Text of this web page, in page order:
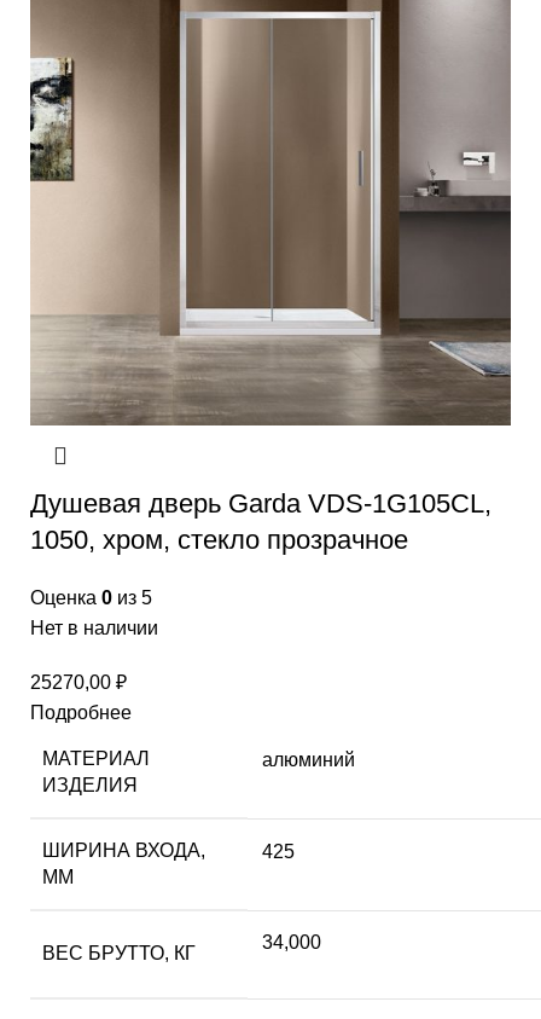
Душевая дверь Garda VDS-1G105CL,
1050, хром, стекло прозрачное
Оценка 0 из 5
Нет в наличии
25270,00 ₽
Подробнее
МАТЕРИАЛ
ИЗДЕЛИЯ
алюминий
ШИРИНА ВХОДА,
ММ
425
ВЕС БРУТТО, КГ
34,000